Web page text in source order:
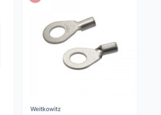
Weitkowitz